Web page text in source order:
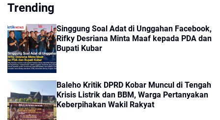
Trending
Singgung Soal Adat di Unggahan Facebook,
Rifky Desriana Minta Maaf kepada PDA dan
Bupati Kubar
Baleho Kritik DPRD Kobar Muncul di Tengah
Krisis Listrik dan BBM, Warga Pertanyakan
Keberpihakan Wakil Rakyat